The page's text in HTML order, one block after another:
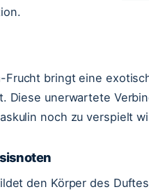
Frucht bringt eine
Diese unerwartete
noch zu verspielt
den Körper des